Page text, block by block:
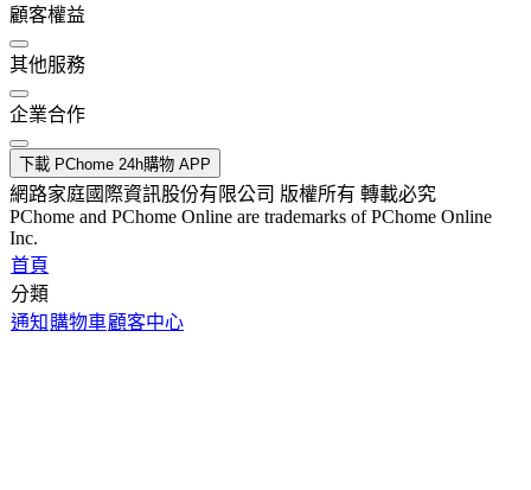
顧客權益
其他服務
企業合作
下載 PChome 24h購物 APP
網路家庭國際資訊股份有限公司 版權所有 轉載必究
PChome and PChome Online are trademarks of PChome Online
Inc.
首頁
分類
通知 購物車顧客中心